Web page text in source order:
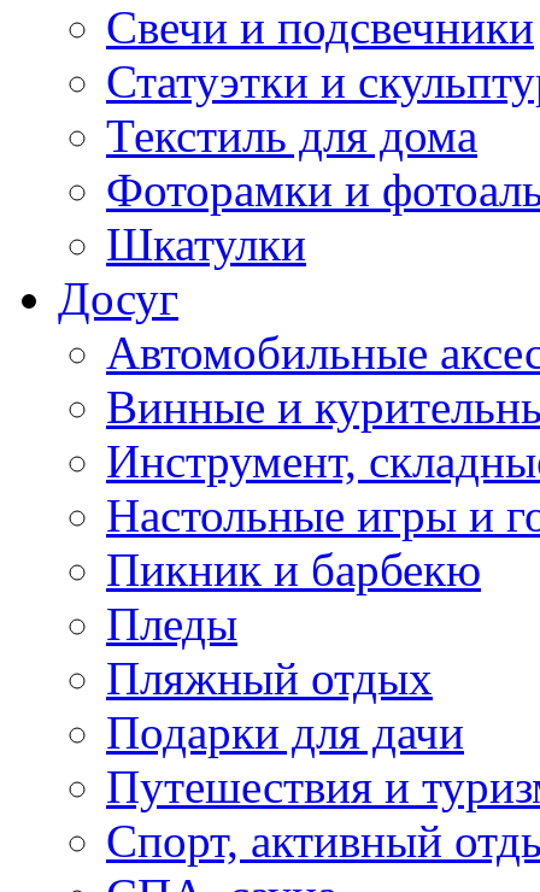
Свечи и подсвечники
Статуэтки и
Текстиль для дома
Фоторамки и
Шкатулки
Досуг
Автомобильные
Винные и
Инструмент,
Настольные игры и
Пикник и барбекю
Пледы
Пляжный отдых
Подарки для дачи
Путешествия и
Спорт, активный